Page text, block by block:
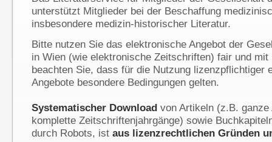
unterstützt Mitglieder bei der Beschaffung
insbesondere medizin-historischer Literatur.
Bitte nutzen Sie das elektronische Angebot der
in Wien (wie elektronische Zeitschriften) fair und mit
beachten Sie, dass für die Nutzung lizenzpflichtiger
Angebote besondere Bedingungen gelten.
Systematischer Download von Artikeln (z.B. ganze
komplette Zeitschriftenjahrgänge) sowie
durch Robots, istaus lizenzrechtlichen Gründen